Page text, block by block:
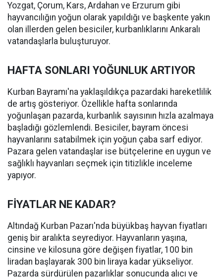
Yozgat, Çorum, Kars, Ardahan ve Erzurum gibi
hayvancılığın yoğun olarak yapıldığı ve başkente yakın
olan illerden gelen besiciler, kurbanlıklarını Ankaralı
vatandaşlarla buluşturuyor.
HAFTA SONLARI YOĞUNLUK ARTIYOR
Kurban Bayramı'na yaklaşıldıkça pazardaki hareketlilik
de artış gösteriyor. Özellikle hafta sonlarında
yoğunlaşan pazarda, kurbanlık sayısının hızla azalmaya
başladığı gözlemlendi. Besiciler, bayram öncesi
hayvanlarını satabilmek için yoğun çaba sarf ediyor.
Pazara gelen vatandaşlar ise bütçelerine en uygun ve
sağlıklı hayvanları seçmek için titizlikle inceleme
yapıyor.
FİYATLAR NE KADAR?
Altındağ Kurban Pazarı'nda büyükbaş hayvan fiyatları
geniş bir aralıkta seyrediyor. Hayvanların yaşına,
cinsine ve kilosuna göre değişen fiyatlar, 100 bin
liradan başlayarak 300 bin liraya kadar yükseliyor.
Pazarda sürdürülen pazarlıklar sonucunda alıcı ve